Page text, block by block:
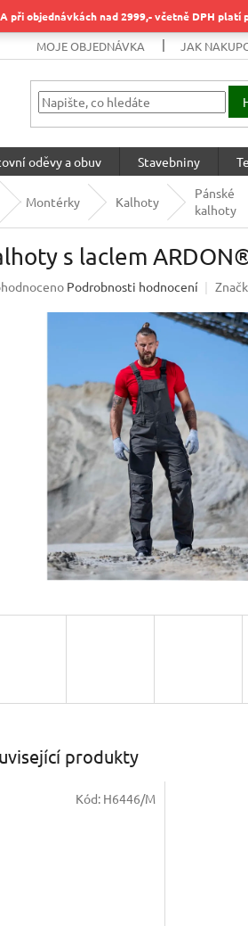
při objednávkách nad 2999,- včetně DPH platí
MOJE OBJEDNÁVKA JAK
oděvy a obuv Stavebniny
Montérky Kalhoty
Pánské
kalhoty
s laclem
Podrobnosti hodnocení
produkty
Kód: H6446/M